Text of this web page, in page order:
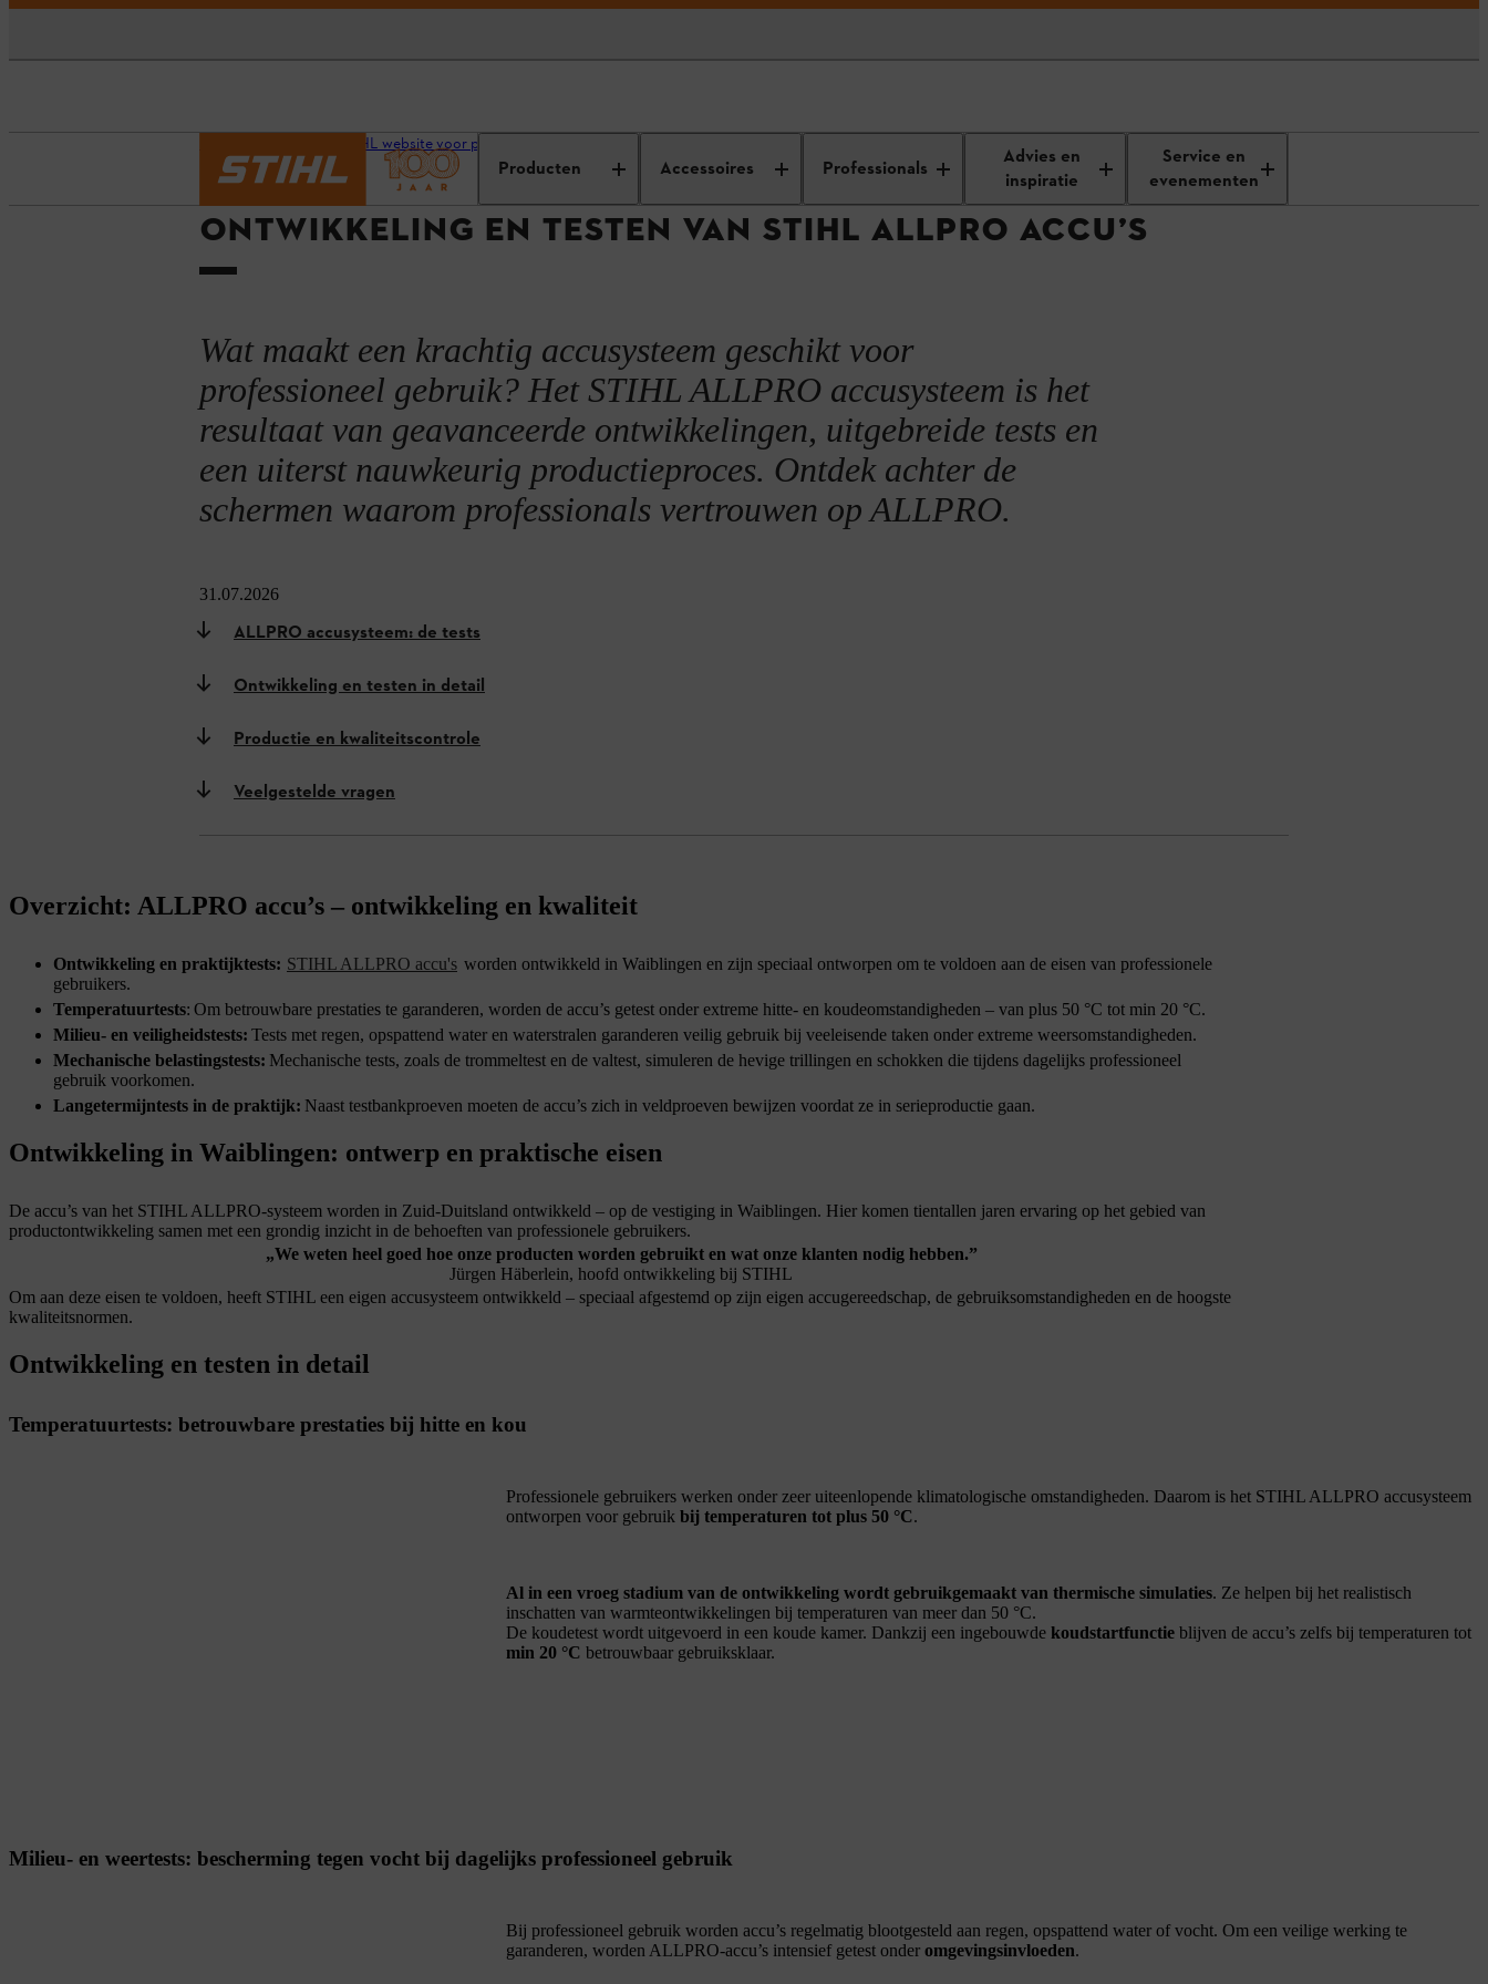
Producten Accessoires Professionals
Advies en
inspiratie
Service en
evenementen
Onze STIHL website voor professionals Ontwikkeling en testen van STIHL ALLPRO accu’s
ONTWIKKELING EN TESTEN VAN STIHL ALLPRO ACCU’S
Wat maakt een krachtig accusysteem geschikt voor
professioneel gebruik? Het STIHL ALLPRO accusysteem is het
resultaat van geavanceerde ontwikkelingen, uitgebreide tests en
een uiterst nauwkeurig productieproces. Ontdek achter de
schermen waarom professionals vertrouwen op ALLPRO.
31.07.2026
ALLPRO accusysteem: de tests
Ontwikkeling en testen in detail
Productie en kwaliteitscontrole
Veelgestelde vragen
Overzicht: ALLPRO accu’s – ontwikkeling en kwaliteit
Ontwikkeling en praktijktests: STIHL ALLPRO accu's worden ontwikkeld in Waiblingen en zijn speciaal ontworpen om te voldoen aan de eisen van professionele
gebruikers.
Temperatuurtests: Om betrouwbare prestaties te garanderen, worden de accu’s getest onder extreme hitte- en koudeomstandigheden – van plus 50 °C tot min 20 °C.
Milieu- en veiligheidstests: Tests met regen, opspattend water en waterstralen garanderen veilig gebruik bij veeleisende taken onder extreme weersomstandigheden.
Mechanische belastingstests: Mechanische tests, zoals de trommeltest en de valtest, simuleren de hevige trillingen en schokken die tijdens dagelijks professioneel
gebruik voorkomen.
Langetermijntests in de praktijk: Naast testbankproeven moeten de accu’s zich in veldproeven bewijzen voordat ze in serieproductie gaan.
Ontwikkeling in Waiblingen: ontwerp en praktische eisen
De accu’s van het STIHL ALLPRO-systeem worden in Zuid-Duitsland ontwikkeld – op de vestiging in Waiblingen. Hier komen tientallen jaren ervaring op het gebied van
productontwikkeling samen met een grondig inzicht in de behoeften van professionele gebruikers.
„We weten heel goed hoe onze producten worden gebruikt en wat onze klanten nodig hebben.”
Jürgen Häberlein, hoofd ontwikkeling bij STIHL
Om aan deze eisen te voldoen, heeft STIHL een eigen accusysteem ontwikkeld – speciaal afgestemd op zijn eigen accugereedschap, de gebruiksomstandigheden en de hoogste
kwaliteitsnormen.
Ontwikkeling en testen in detail
Temperatuurtests: betrouwbare prestaties bij hitte en kou
Professionele gebruikers werken onder zeer uiteenlopende klimatologische omstandigheden. Daarom is het STIHL ALLPRO accusysteem
ontworpen voor gebruikbij temperaturen tot plus 50 °C.
Al in een vroeg stadium van de ontwikkeling wordt gebruikgemaakt van thermische simulaties. Ze helpen bij het realistisch
inschatten van warmteontwikkelingen bij temperaturen van meer dan 50 °C.
De koudetest wordt uitgevoerd in een koude kamer. Dankzij een ingebouwdekoudstartfunctie blijven de accu’s zelfs bij temperaturen tot
min 20 °C betrouwbaar gebruiksklaar.
Milieu- en weertests: bescherming tegen vocht bij dagelijks professioneel gebruik
Bij professioneel gebruik worden accu’s regelmatig blootgesteld aan regen, opspattend water of vocht. Om een veilige werking te
garanderen, worden ALLPRO-accu’s intensief getest onderomgevingsinvloeden.